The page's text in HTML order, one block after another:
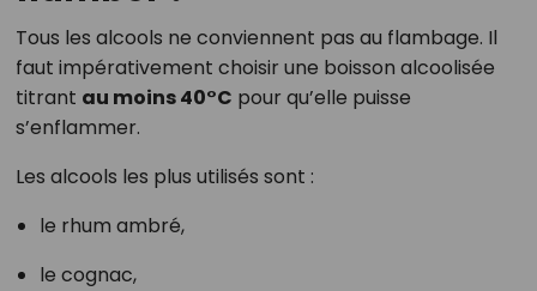
Tous les alcools ne conviennent pas au flambage. Il
faut impérativement choisir une boisson alcoolisée
titrant au moins 40°C pour qu’elle puisse
s’enflammer.
Les alcools les plus utilisés sont :
le rhum ambré,
le cognac,